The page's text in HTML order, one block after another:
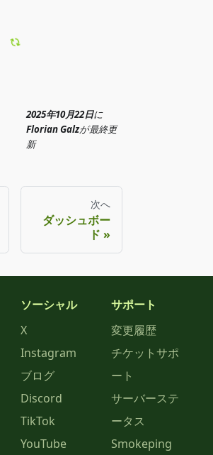
2025年10月22日に
Florian Galzが最終更
新
次へ
ダッシュボー
ド
ソーシャル
X
Instagram
ブログ
Discord
TikTok
YouTube
サポート
変更履歴
チケットサポ
ート
サーバーステ
ータス
Smokeping